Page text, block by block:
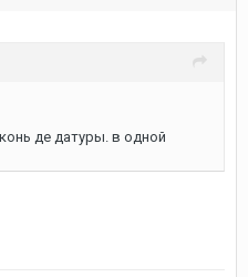
де датуры. в одной